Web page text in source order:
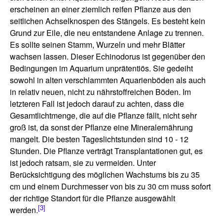
erscheinen an einer ziemlich reifen Pflanze aus den
seitlichen Achselknospen des Stängels. Es besteht kein
Grund zur Eile, die neu entstandene Anlage zu trennen.
Es sollte seinen Stamm, Wurzeln und mehr Blätter
wachsen lassen. Dieser Echinodorus ist gegenüber den
Bedingungen im Aquarium unprätentiös. Sie gedeiht
sowohl in alten verschlammten Aquarienböden als auch
in relativ neuen, nicht zu nährstoffreichen Böden. Im
letzteren Fall ist jedoch darauf zu achten, dass die
Gesamtlichtmenge, die auf die Pflanze fällt, nicht sehr
groß ist, da sonst der Pflanze eine Mineralernährung
mangelt. Die besten Tageslichtstunden sind 10 - 12
Stunden. Die Pflanze verträgt Transplantationen gut, es
ist jedoch ratsam, sie zu vermeiden. Unter
Berücksichtigung des möglichen Wachstums bis zu 35
cm und einem Durchmesser von bis zu 30 cm muss sofort
der richtige Standort für die Pflanze ausgewählt
werden.[3]